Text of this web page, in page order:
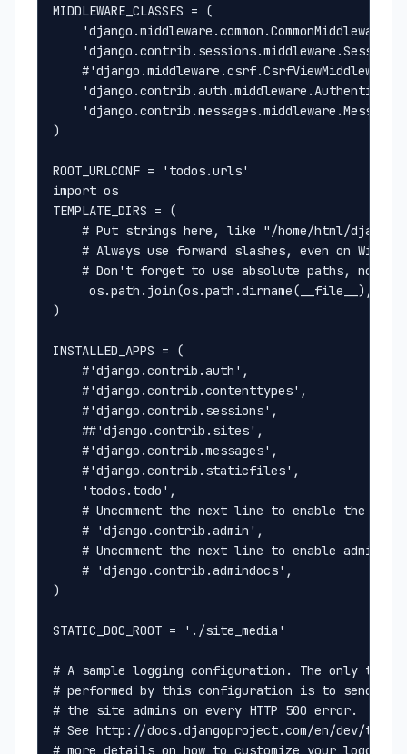
MIDDLEWARE_CLASSES = (
    'django.middleware.common.CommonMiddleware',
)
ROOT_URLCONF = 'todos.urls'
import os
TEMPLATE_DIRS = (
# Put strings here, like "/home/html/
# Always use forward slashes, even on
# Don't forget to use absolute paths, not
os.path.join(os.path.dirname(__file__),
)
INSTALLED_APPS = (
    #'django.contrib.auth',
    #'django.contrib.contenttypes',
    #'django.contrib.sessions',
    ##'django.contrib.sites',
    #'django.contrib.messages',
    #'django.contrib.staticfiles',
    'todos.todo',
# Uncomment the next line to enable the
    # 'django.contrib.admin',
# Uncomment the next line to enable admin
    # 'django.contrib.admindocs',
)
STATIC_DOC_ROOT = './site_media'
# A sample logging configuration. The only
# performed by this configuration is to send an
# the site admins on every HTTP 500 error.
# See http://docs.djangoproject.com/en/dev/
# more details on how to customize your logging